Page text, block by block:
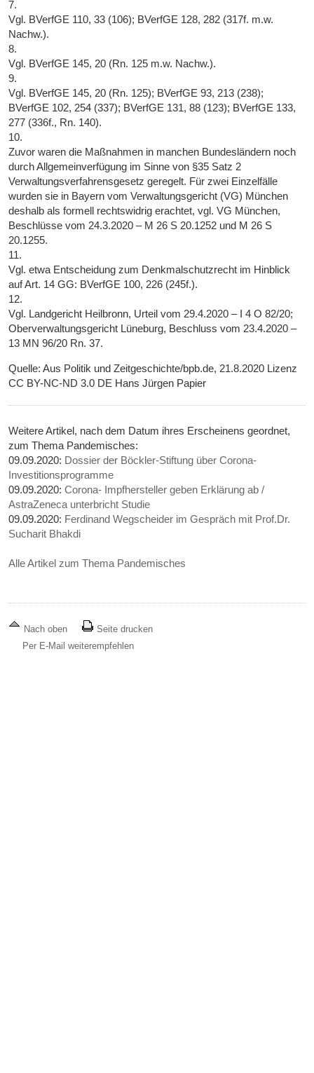
7.
Vgl. BVerfGE 110, 33 (106); BVerfGE 128, 282 (317f. m.w.
Nachw.).
8.
Vgl. BVerfGE 145, 20 (Rn. 125 m.w. Nachw.).
9.
Vgl. BVerfGE 145, 20 (Rn. 125); BVerfGE 93, 213 (238);
BVerfGE 102, 254 (337); BVerfGE 131, 88 (123); BVerfGE 133,
277 (336f., Rn. 140).
10.
Zuvor waren die Maßnahmen in manchen Bundesländern noch
durch Allgemeinverfügung im Sinne von §35 Satz 2
Verwaltungsverfahrensgesetz geregelt. Für zwei Einzelfälle
wurden sie in Bayern vom Verwaltungsgericht (VG) München
deshalb als formell rechtswidrig erachtet, vgl. VG München,
Beschlüsse vom 24.3.2020 – M 26 S 20.1252 und M 26 S
20.1255.
11.
Vgl. etwa Entscheidung zum Denkmalschutzrecht im Hinblick
auf Art. 14 GG: BVerfGE 100, 226 (245f.).
12.
Vgl. Landgericht Heilbronn, Urteil vom 29.4.2020 – I 4 O 82/20;
Oberverwaltungsgericht Lüneburg, Beschluss vom 23.4.2020 –
13 MN 96/20 Rn. 37.
Quelle: Aus Politik und Zeitgeschichte/bpb.de, 21.8.2020 Lizenz
CC BY-NC-ND 3.0 DE Hans Jürgen Papier
Weitere Artikel, nach dem Datum ihres Erscheinens geordnet,
zum Thema Pandemisches:
09.09.2020: Dossier der Böckler-Stiftung über Corona-
Investitionsprogramme
09.09.2020:Corona- Impfhersteller geben Erklärung ab /
AstraZeneca unterbricht Studie
09.09.2020: Ferdinand Wegscheider im Gespräch mit Prof.Dr.
Sucharit Bhakdi
Alle Artikel zum Thema Pandemisches
Nach oben
Seite drucken
Per E-Mail weiterempfehlen